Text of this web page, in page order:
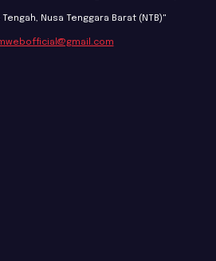
Nusa Tenggara Barat (NTB)"